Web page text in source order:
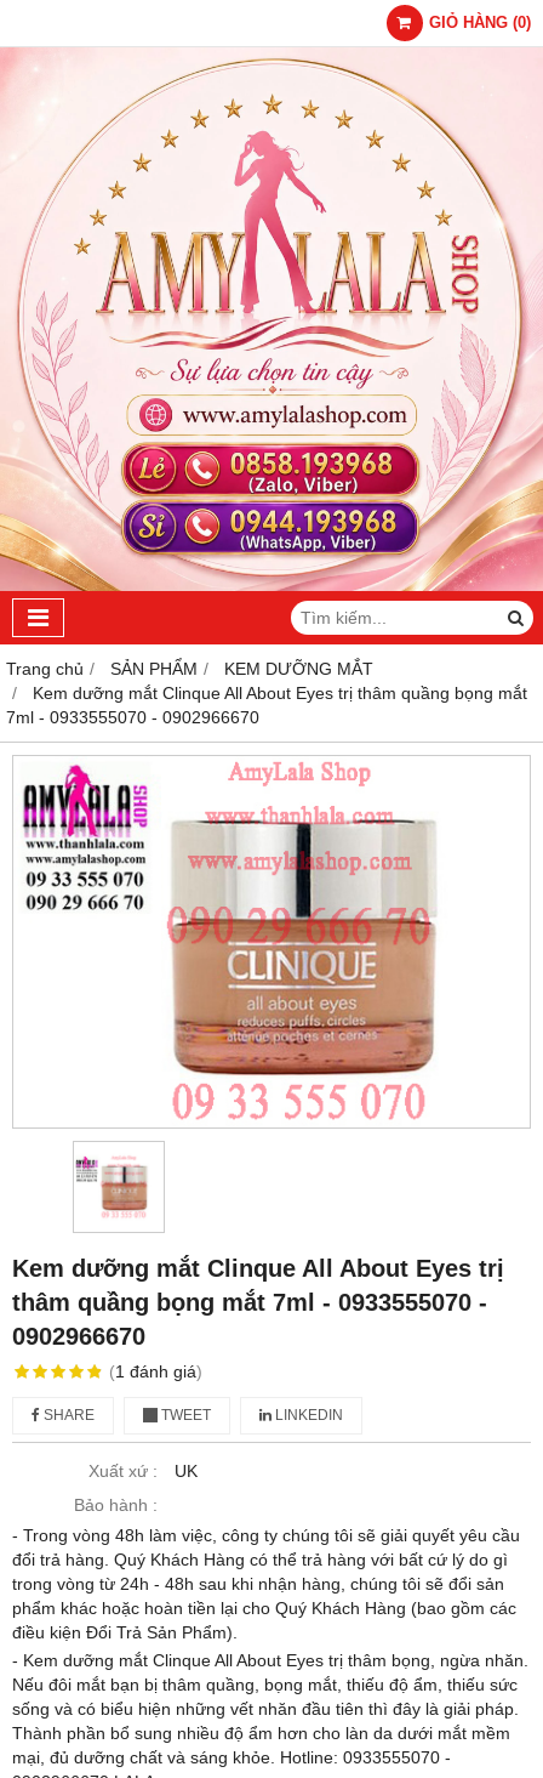
GIỎ HÀNG (0)
Trang chủ SẢN PHẨM
KEM DƯỠNG MẮT
Kem dưỡng mắt Clinque All About Eyes trị thâm quầng bọng mắt
7ml - 0933555070 - 0902966670
Kem dưỡng mắt Clinque All About Eyes trị
thâm quầng bọng mắt 7ml - 0933555070 -
0902966670
(1 đánh giá)
SHARE TWEET LINKEDIN
Xuất xứ :
UK
Bảo hành :
- Trong vòng 48h làm việc, công ty chúng tôi sẽ giải quyết yêu cầu
đổi trả hàng. Quý Khách Hàng có thể trả hàng với bất cứ lý do gì
trong vòng từ 24h - 48h sau khi nhận hàng, chúng tôi sẽ đổi sản
phẩm khác hoặc hoàn tiền lại cho Quý Khách Hàng (bao gồm các
điều kiện Đổi Trả Sản Phẩm).
- Kem dưỡng mắt Clinque All About Eyes trị thâm bọng, ngừa nhăn.
Nếu đôi mắt bạn bị thâm quầng, bọng mắt, thiếu độ ẩm, thiếu sức
sống và có biểu hiện những vết nhăn đầu tiên thì đây là giải pháp.
Thành phần bổ sung nhiều độ ẩm hơn cho làn da dưới mắt mềm
mại, đủ dưỡng chất và sáng khỏe. Hotline: 0933555070 -